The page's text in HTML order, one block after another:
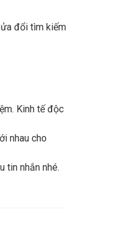
đổi tìm kiếm
Kinh tế độc
nhau cho
tin nhắn nhé.